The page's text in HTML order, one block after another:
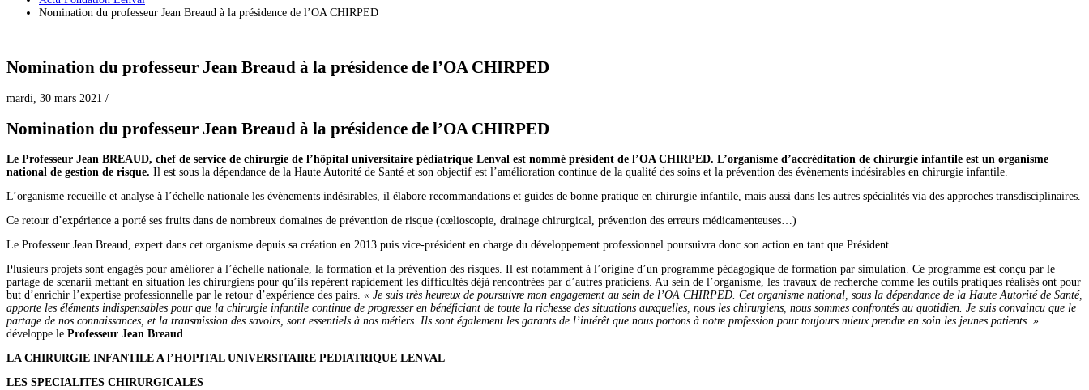
Nomination du professeur Jean Breaud à la présidence de l’OA CHIRPED
Nomination du professeur Jean Breaud à la présidence de l’OA CHIRPED
mardi, 30 mars 2021 /
Nomination du professeur Jean Breaud à la présidence de l’OA CHIRPED
Le Professeur Jean BREAUD, chef de service de chirurgie de l’hôpital universitaire pédiatrique Lenval est nommé président de l’OA CHIRPED. L’organisme d’accréditation de chirurgie infantile est un organisme
national de gestion de risque. Il est sous la dépendance de la Haute Autorité de Santé et son objectif est l’amélioration continue de la qualité des soins et la prévention des évènements indésirables en chirurgie infantile.
L’organisme recueille et analyse à l’échelle nationale les évènements indésirables, il élabore recommandations et guides de bonne pratique en chirurgie infantile, mais aussi dans les autres spécialités via des approches transdisciplinaires.
Ce retour d’expérience a porté ses fruits dans de nombreux domaines de prévention de risque (cœlioscopie, drainage chirurgical, prévention des erreurs médicamenteuses…)
Le Professeur Jean Breaud, expert dans cet organisme depuis sa création en 2013 puis vice-président en charge du développement professionnel poursuivra donc son action en tant que Président.
Plusieurs projets sont engagés pour améliorer à l’échelle nationale, la formation et la prévention des risques. Il est notamment à l’origine d’un programme pédagogique de formation par simulation. Ce programme est conçu par le
partage de scenarii mettant en situation les chirurgiens pour qu’ils repèrent rapidement les difficultés déjà rencontrées par d’autres praticiens. Au sein de l’organisme, les travaux de recherche comme les outils pratiques réalisés ont pour
but d’enrichir l’expertise professionnelle par le retour d’expérience des pairs. « Je suis très heureux de poursuivre mon engagement au sein de l’OA CHIRPED. Cet organisme national, sous la dépendance de la Haute Autorité de Santé,
apporte les éléments indispensables pour que la chirurgie infantile continue de progresser en bénéficiant de toute la richesse des situations auxquelles, nous les chirurgiens, nous sommes confrontés au quotidien. Je suis convaincu que le
partage de nos connaissances, et la transmission des savoirs, sont essentiels à nos métiers. Ils sont également les garants de l’intérêt que nous portons à notre profession pour toujours mieux prendre en soin les jeunes patients. »
développe le Professeur Jean Breaud
LA CHIRURGIE INFANTILE A l’HOPITAL UNIVERSITAIRE PEDIATRIQUE LENVAL
LES SPECIALITES CHIRURGICALES